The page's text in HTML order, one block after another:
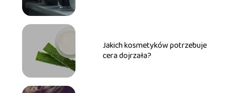
Jakich kosmetyków potrzebuje
cera dojrzała?